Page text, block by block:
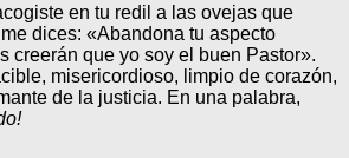
en tu redil a las ovejas que
dices: «Abandona tu aspecto
creerán que yo soy el buen Pastor».
misericordioso, limpio de corazón,
de la justicia. En una palabra,